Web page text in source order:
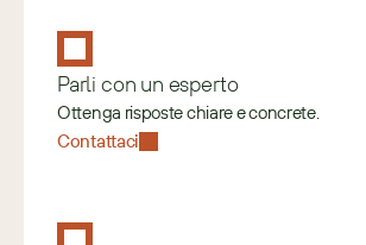
Parli con un esperto
Ottenga risposte chiare e concrete.
Contattaci